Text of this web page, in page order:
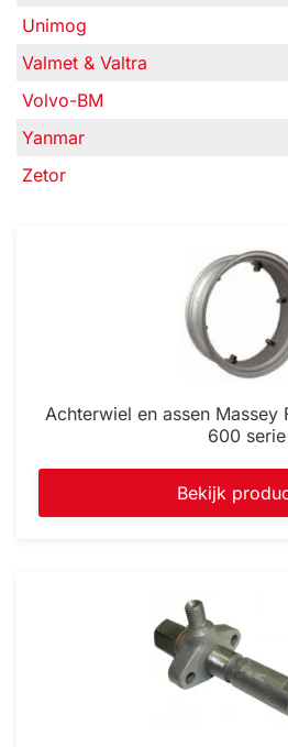
Unimog
Valmet & Valtra
Volvo-BM
Yanmar
Zetor
Achterwiel en assen Massey
600 serie
Bekijk